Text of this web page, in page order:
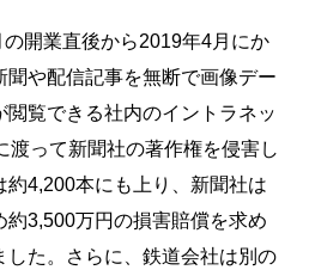
開業直後から2019年4月にか
聞や配信記事を無断で画像デー
閲覧できる社内のイントラネッ
渡って新聞社の著作権を侵害し
約4,200本にも上り、新聞社は
3,500万円の損害賠償を求め
した。さらに、鉄道会社は別の